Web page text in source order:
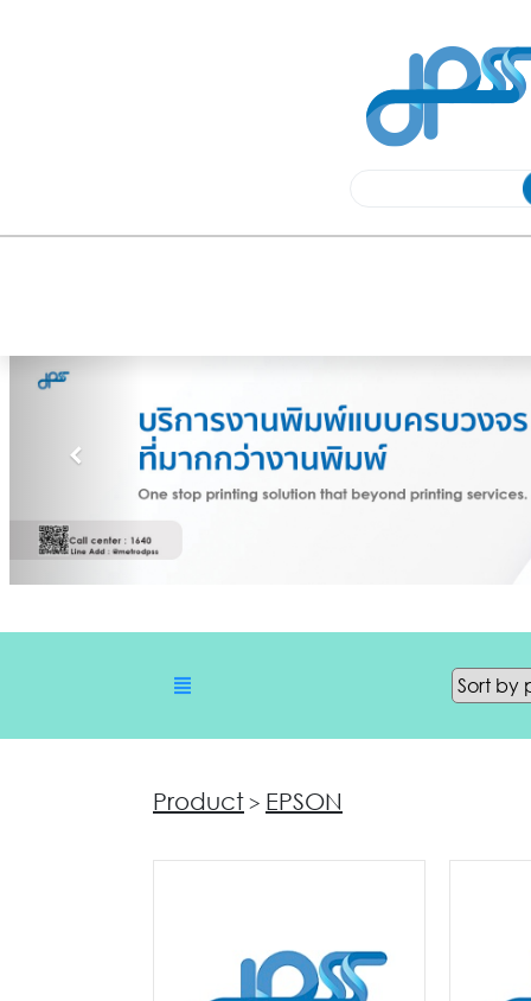
Product > EPSON